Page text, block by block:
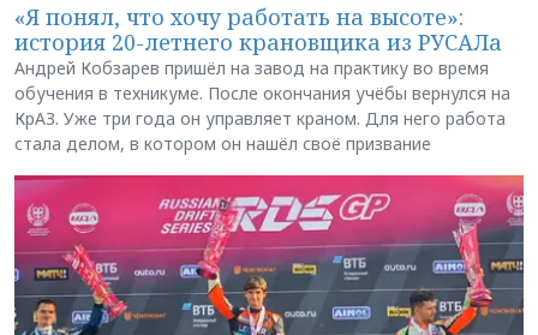
«Я понял, что хочу работать на высоте»:
история 20-летнего крановщика из РУСАЛа
Андрей Кобзарев пришёл на завод на практику во время
обучения в техникуме. После окончания учёбы вернулся на
КрАЗ. Уже три года он управляет краном. Для него работа
стала делом, в котором он нашёл своё призвание